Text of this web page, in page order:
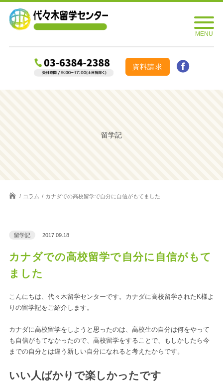
資料請求
留学記
コラム カナダでの高校留学で自分に自信がもてました
留学記 2017.09.18
カナダでの高校留学で自分に自信がもて
ました
こんにちは、代々木留学センターです。カナダに高校留学されたK様よ
りの留学記をご紹介します。
カナダに高校留学をしようと思ったのは、高校生の自分は何をやって
も自信がもてなかったので、高校留学をすることで、もしかしたら今
までの自分とは違う新しい自分になれると考えたからです。
いい人ばかりで楽しかったです